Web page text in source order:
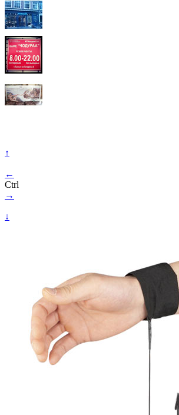
↑
←
Ctrl
→
↓